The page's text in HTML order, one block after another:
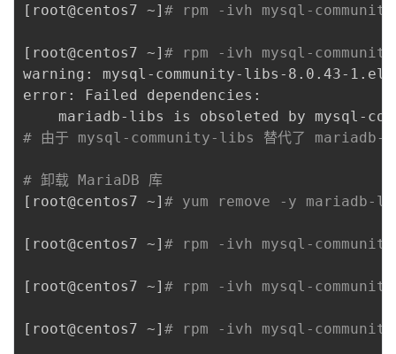
[ root@centos7 ~] # rpm -ivh mysql-
[ root@centos7 ~] # rpm -ivh mysql-
warning: mysql-community-libs-8.0.43-
error: Failed dependencies:
# 由于 mysql-community-libs 替代了 mariadb-
# 卸载 MariaDB 库
[ root@centos7 ~] # yum remove -y mariadb-
[ root@centos7 ~] # rpm -ivh mysql-
[ root@centos7 ~] # rpm -ivh mysql-
[ root@centos7 ~] # rpm -ivh mysql-